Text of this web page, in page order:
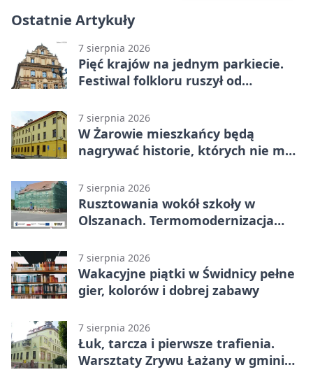
Ostatnie Artykuły
7 sierpnia 2026
Pięć krajów na jednym parkiecie.
Festiwal folkloru ruszył od
7 sierpnia 2026
W Żarowie mieszkańcy będą
nagrywać historie, których nie ma
7 sierpnia 2026
Rusztowania wokół szkoły w
Olszanach. Termomodernizacja
7 sierpnia 2026
Wakacyjne piątki w Świdnicy pełne
gier, kolorów i dobrej zabawy
7 sierpnia 2026
Łuk, tarcza i pierwsze trafienia.
Warsztaty Zrywu Łażany w gminie